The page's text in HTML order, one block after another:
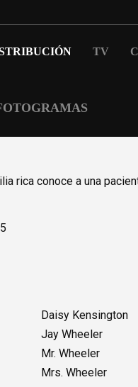
TV
rica conoce a una
Daisy Kensington
Jay Wheeler
Mr. Wheeler
Mrs. Wheeler